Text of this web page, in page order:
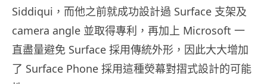
Siddiqui，而他之前就成功設計過 Surface 支架及
camera angle 並取得專利，再加上 Microsoft 一
直盡量避免 Surface 採用傳統外形，因此大大增加
了 Surface Phone 採用這種熒幕對摺式設計的可能